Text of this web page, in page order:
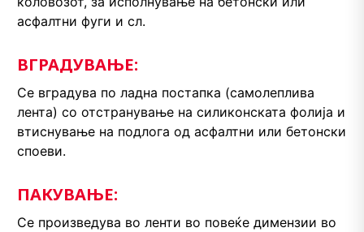
асфалтни фуги и сл.
ВГРАДУВАЊЕ:
Се вградува по ладна постапка (самолеплива
лента) со отстранување на силиконската фолија и
втиснување на подлога од асфалтни или бетонски
споеви.
ПАКУВАЊЕ:
Се произведува во ленти во повеќе димензии во